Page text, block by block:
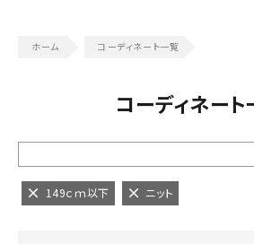
コーディネート一覧
コーディネー
149ｃｍ以下 ニット